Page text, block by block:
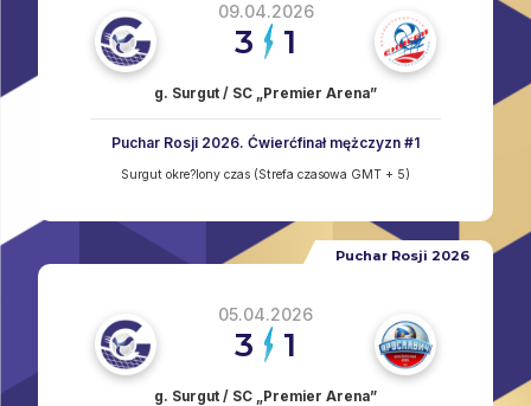
09.04.2026
3 1
g. Surgut / SC „Premier Arena”
Puchar Rosji 2026. Ćwierćfinał mężczyzn #1
Surgut okre?lony czas (Strefa czasowa GMT + 5)
Puchar Rosji 2026
05.04.2026
3 1
g. Surgut / SC „Premier Arena”